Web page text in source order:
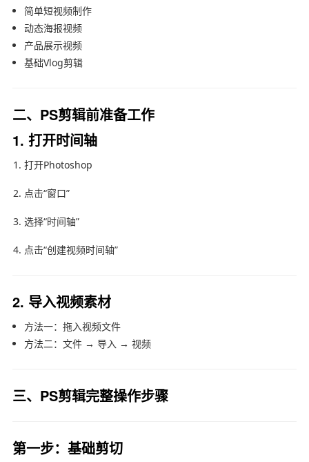
简单短视频制作
动态海报视频
产品展示视频
基础Vlog剪辑
二、PS剪辑前准备工作
1. 打开时间轴
打开Photoshop
点击“窗口”
选择“时间轴”
点击“创建视频时间轴”
2. 导入视频素材
方法一：拖入视频文件
方法二：文件 → 导入 → 视频
三、PS剪辑完整操作步骤
第一步：基础剪切